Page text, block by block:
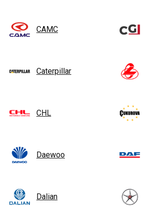
CAMC
Caterpillar
CHL
Daewoo
Dalian